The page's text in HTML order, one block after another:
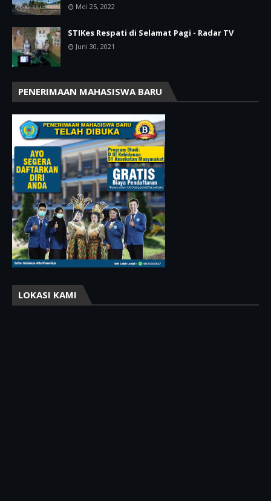
Mei 25, 2022
STIKes Respati di Selamat Pagi - Radar TV
Juni 30, 2021
PENERIMAAN MAHASISWA BARU
LOKASI KAMI